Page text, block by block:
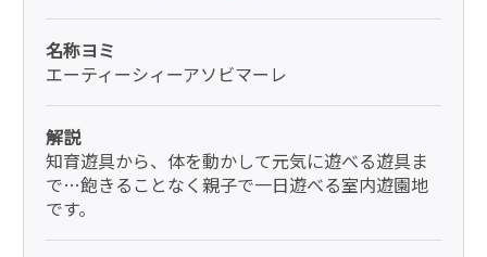
名称ヨミ
エーティーシィーアソビマーレ
解説
知育遊具から、体を動かして元気に遊べる遊具ま
で…飽きることなく親子で一日遊べる室内遊園地
です。